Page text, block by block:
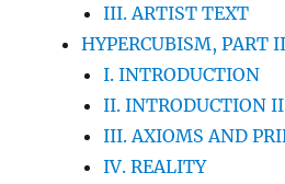
III. ARTIST TEXT
HYPERCUBISM, PART II
I. INTRODUCTION
II. INTRODUCTION II
III. AXIOMS AND
IV. REALITY